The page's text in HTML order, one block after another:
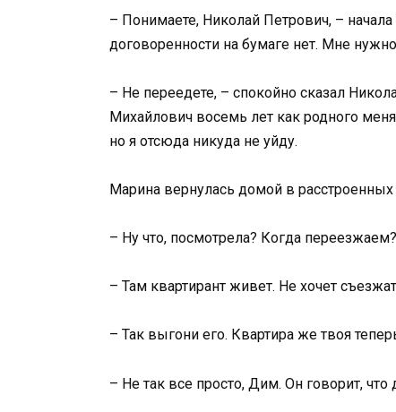
– Понимаете, Николай Петрович, –
договоренности на бумаге нет. Мне
– Не переедете, – спокойно сказал
Михайлович восемь лет как родного
но я отсюда никуда не уйду.
Марина вернулась домой в расстроенных
– Ну что, посмотрела? Когда переезжаем?
– Там квартирант живет. Не хочет
– Так выгони его. Квартира же твоя
– Не так все просто, Дим. Он говорит,